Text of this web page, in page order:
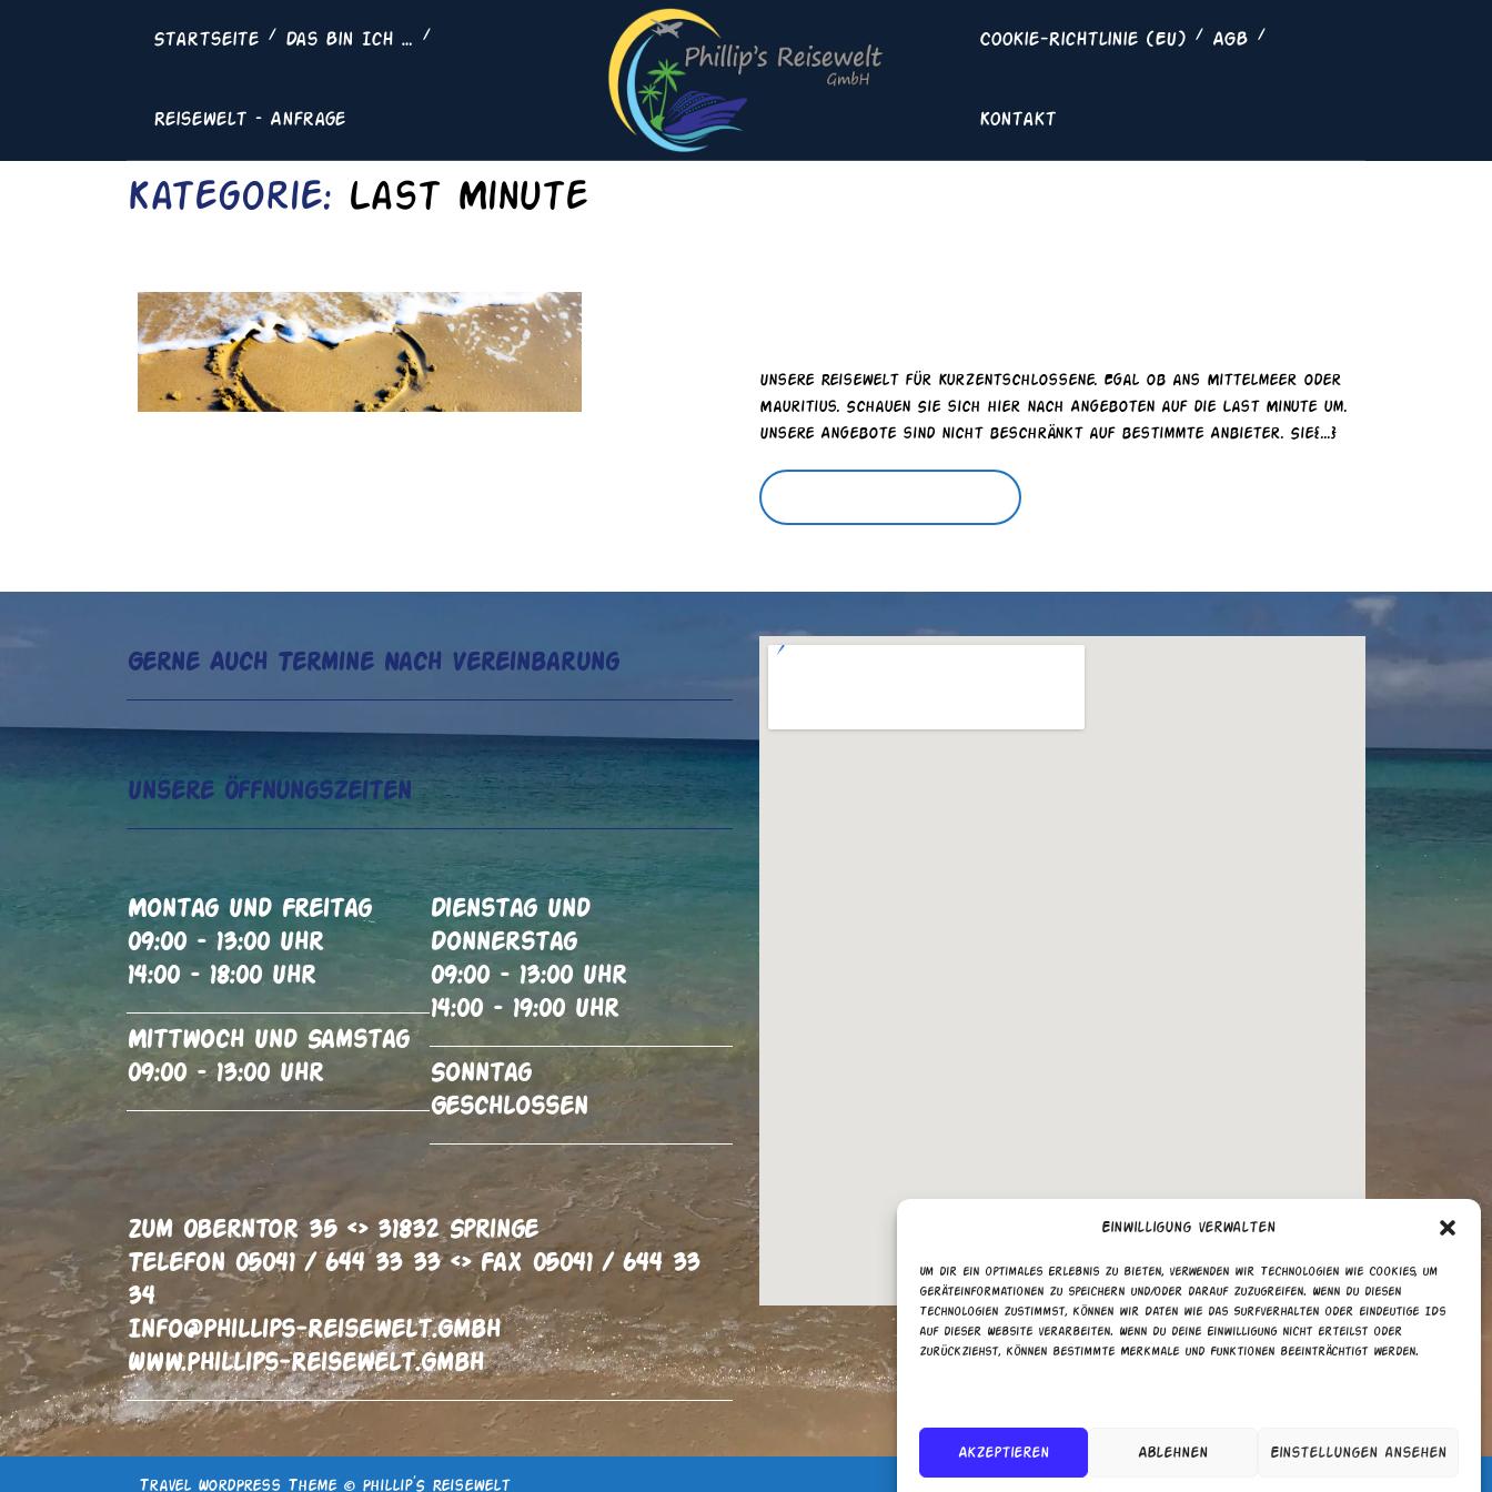
Einwilligung verwalten
Um dir ein optimales Erlebnis zu bieten, verwenden wir Technologien wie Cookies, um
Geräteinformationen zu speichern und/oder darauf zuzugreifen. Wenn du diesen
Technologien zustimmst, können wir Daten wie das Surfverhalten oder eindeutige IDs
auf dieser Website verarbeiten. Wenn du deine Einwilligung nicht erteilst oder
zurückziehst, können bestimmte Merkmale und Funktionen beeinträchtigt werden.
Akzeptieren Ablehnen Einstellungen ansehen
Startseite Das Bin Ich …
Reisewelt – Anfrage
Cookie-Richtlinie (EU) AGB
Kontakt
Kategorie: Last Minute
Minute
Unsere Reisewelt für Kurzentschlossene. Egal ob ans Mittelmeer oder
Mauritius. Schauen Sie sich hier nach Angeboten auf die Last Minute um.
Unsere Angebote sind nicht beschränkt auf bestimmte Anbieter. Sie{...}
DAS
Gerne Auch Termine Nach Vereinbarung
Unsere Öffnungszeiten
Montag Und Freitag
09:00 – 13:00 Uhr
14:00 – 18:00 Uhr
Mittwoch Und Samstag
09:00 – 13:00 Uhr
Dienstag Und
Donnerstag
09:00 – 13:00 Uhr
14:00 – 19:00 Uhr
Sonntag
Geschlossen
Zum Oberntor 35 <> 31832 Springe
Telefon 05041 / 644 33 33 <> Fax 05041 / 644 33
34
Info@phillips-Reisewelt.gmbh
Www.phillips-Reisewelt.gmbh
Travel WordPress Theme © Phillip´S Reisewelt